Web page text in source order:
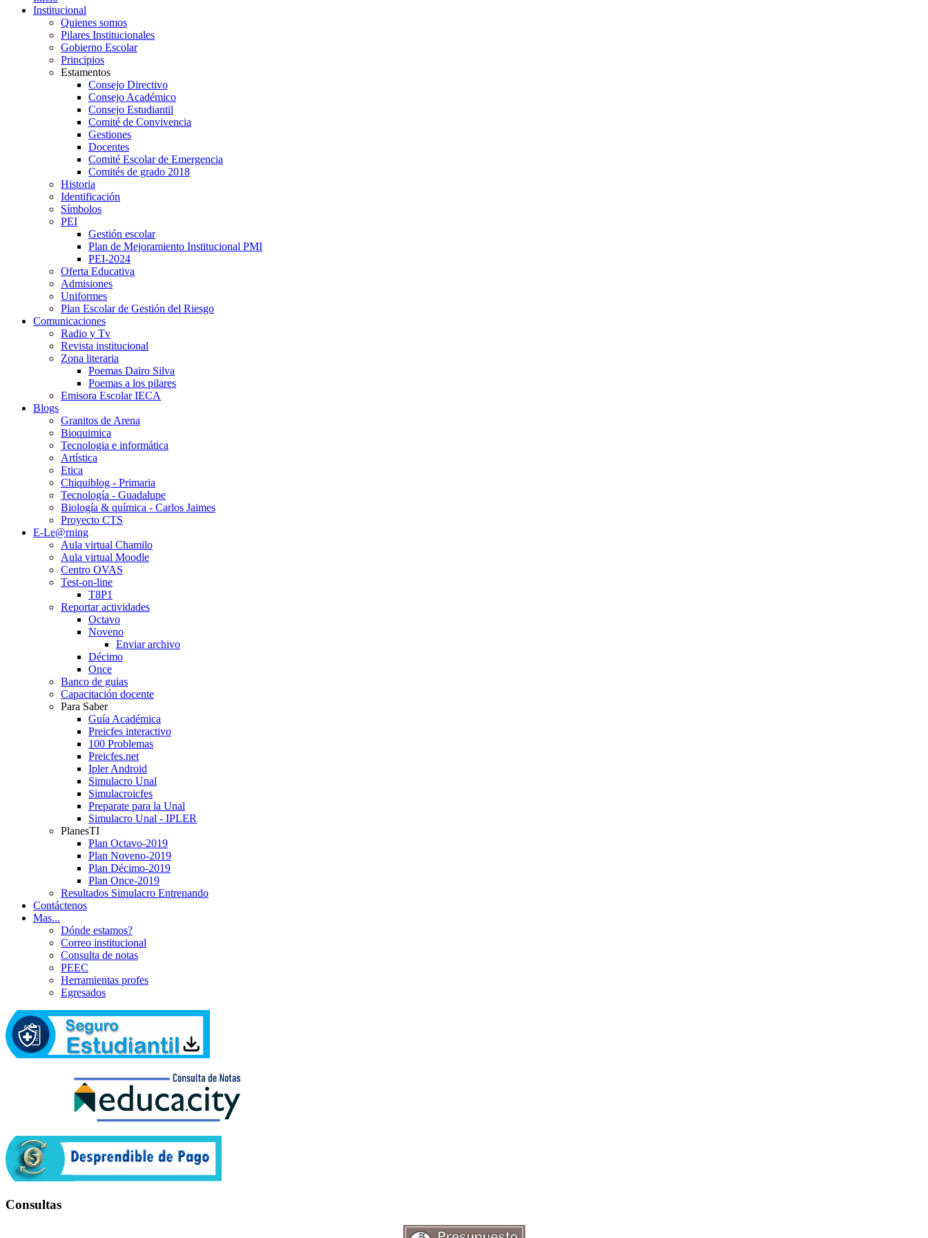
Institucional
Quienes somos
Pilares Institucionales
Gobierno Escolar
Principios
Estamentos
Consejo Directivo
Consejo Académico
Consejo Estudiantil
Comité de Convivencia
Gestiones
Docentes
Comité Escolar de Emergencia
Comités de grado 2018
Historia
Identificación
Símbolos
PEI
Gestión escolar
Plan de Mejoramiento Institucional PMI
PEI-2024
Oferta Educativa
Admisiones
Uniformes
Plan Escolar de Gestión del Riesgo
Comunicaciones
Radio y Tv
Revista institucional
Zona literaria
Poemas Dairo Silva
Poemas a los pilares
Emisora Escolar IECA
Blogs
Granitos de Arena
Bioquimica
Tecnologia e informática
Artística
Etica
Chiquiblog - Primaria
Tecnología - Guadalupe
Biología & química - Carlos Jaimes
Proyecto CTS
E-Le@rning
Aula virtual Chamilo
Aula virtual Moodle
Centro OVAS
Test-on-line
T8P1
Reportar actividades
Octavo
Noveno
Enviar archivo
Décimo
Once
Banco de guias
Capacitación docente
Para Saber
Guía Académica
Preicfes interactivo
100 Problemas
Preicfes.net
Ipler Android
Simulacro Unal
Simulacroicfes
Preparate para la Unal
Simulacro Unal - IPLER
PlanesTI
Plan Octavo-2019
Plan Noveno-2019
Plan Décimo-2019
Plan Once-2019
Resultados Simulacro Entrenando
Contáctenos
Mas...
Dónde estamos?
Correo institucional
Consulta de notas
PEEC
Herramientas profes
Egresados
Consultas